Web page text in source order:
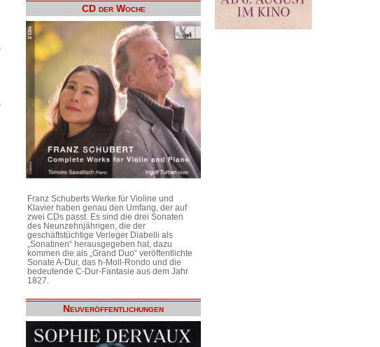
CD der Woche
Franz Schuberts Werke für Violine und
Klavier haben genau den Umfang, der auf
zwei CDs passt. Es sind die drei Sonaten
des Neunzehnjährigen, die der
geschäftstüchtige Verleger Diabelli als
„Sonatinen“ herausgegeben hat, dazu
kommen die als „Grand Duo“ veröffentlichte
Sonate A-Dur, das h-Moll-Rondo und die
bedeutende C-Dur-Fantasie aus dem Jahr
1827.
Neuveröffentlichungen